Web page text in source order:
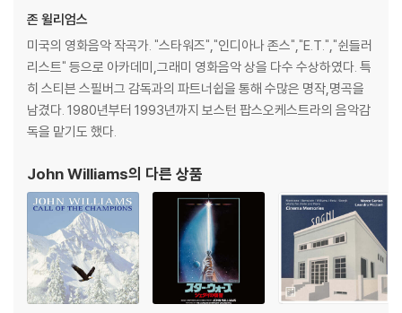
가 있으며, 이는 상품의 불량이 아닙니다. 단, 재생에 이상이 있는 경우에는
불량으로 인한 반품/교환이 가능합니다
※ 컬러 디스크
아래에 해당하는 경우는 불량이 아니므로 개봉 후 반품/교환이 불가합니
1) 컬러 디스크는 웹 이미지와 실제 색상이 차이가 날 수 있습니다.
있습니다.
3) 컬러 디스크는 제작 과정에서 다른 색상 염료가 섞여 얼룩과 번짐, 반점
등이 발생할 수 있습니다.
※ 반품/교환 안내
1) 불량으로 인한 반품/교환 요청 시에는 불량 확인을 위해 개봉 시의 동영
존 윌리엄스
미국의 영화음악 작곡가. "스타워즈","인디아나 존스","E.T.","쉰들러
리스트" 등으로 아카데미,그래미 영화음악 상을 다수 수상하였다. 특
히 스티븐 스필버그 감독과의 파트너쉽을 통해 수많은 명작,명곡을
남겼다. 1980년부터 1993년까지 보스턴 팝스오케스트라의 음악감
독을 맡기도 했다.
John Williams의 다른 상품